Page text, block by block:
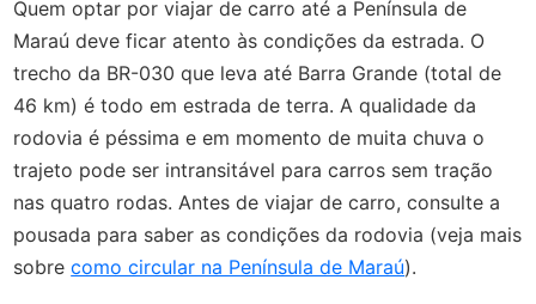
Quem optar por viajar de carro até a Península de
Maraú deve ficar atento às condições da estrada. O
trecho da BR-030 que leva até Barra Grande (total de
46 km) é todo em estrada de terra. A qualidade da
rodovia é péssima e em momento de muita chuva o
trajeto pode ser intransitável para carros sem tração
nas quatro rodas. Antes de viajar de carro, consulte a
pousada para saber as condições da rodovia (veja mais
sobrecomo circular na Península de Maraú).